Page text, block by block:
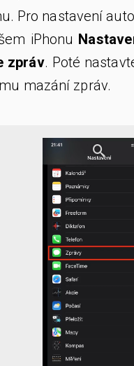
Pro nastavení
iPhonu
zpráv. Poté
mazání zpráv.